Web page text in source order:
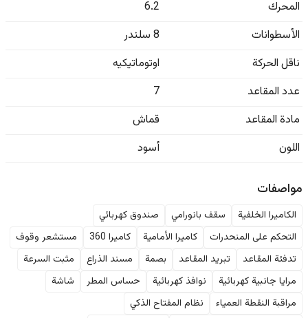
المحرك
6.2
الأسطوانات
8 سلندر
ناقل الحركة
اوتوماتيكيه
عدد المقاعد
7
مادة المقاعد
قماش
اللون
أسود
مواصفات
الكاميرا الخلفية سقف بانورامي
صندوق كهربائي
التحكم على المنحدرات
كاميرا الأمامية كاميرا 360
مستشعر وقوف
تدفئة المقاعد
تبريد المقاعد بصمة مسند الذراع
مثبت السرعة
مرايا جانبية كهربائية
نوافذ كهربائية حساس المطر
شاشة
مراقبة النقطة العمياء
نظام المفتاح الذكي